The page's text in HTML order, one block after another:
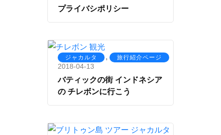
プライバシポリシー
ジャカルタ , 旅行紹介ページ
2018-04-13
バティックの街 インドネシア
の チレボンに行こう